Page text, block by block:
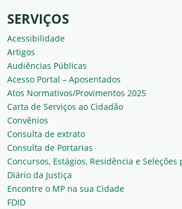
SERVIÇOS
Acessibilidade
Artigos
Audiências Públicas
Acesso Portal – Aposentados
Atos Normativos/Provimentos 2025
Carta de Serviços ao Cidadão
Convênios
Consulta de extrato
Consulta de Portarias
Concursos, Estágios, Residência e Seleções
Diário da Justiça
Encontre o MP na sua Cidade
FDID